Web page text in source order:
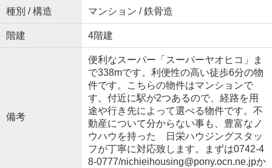
種別 / 構造 マンション / 鉄骨造
階建 4階建
備考
便利なスーパー「スーパーヤオヒコ」ま
で338mです。利便性の高い徒歩6分の物
件です。こちらの物件はマンションで
す。付近に駅が2つあるので、経路を用
途や行き先によって選べる物件です。不
動産について分からない事も、豊富なノ
ウハウを持った 日栄ハウジングスタッ
フが丁寧に対応致します。まずは0742-4
8-0777/nichieihousing@pony.ocn.ne.jpか